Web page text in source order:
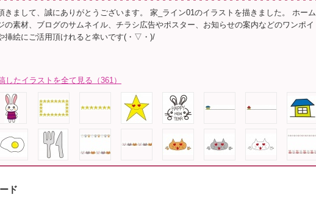
きまして、誠にありがとうございます。 家_ライン01のイラストを描きました。 ホーム
の素材、ブログのサムネイル、チラシ広告やポスター、お知らせの案内などのワンポイ
挿絵にご活用頂けれると幸いです(・▽・)/
たイラストを全て見る（361）
ド